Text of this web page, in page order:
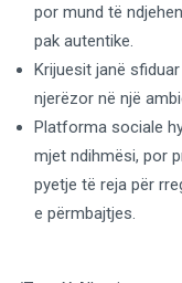
por mund të
pak autentike.
Krijuesit janë
njerëzor në një
Platforma sociale
mjet ndihmësi, por
pyetje të reja për
e përmbajtjes.